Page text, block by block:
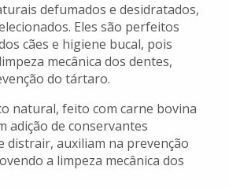
defumados e desidratados,
Eles são perfeitos
cães e higiene bucal, pois
mecânica dos dentes,
do tártaro.
natural, feito com carne bovina
adição de conservantes
distrair, auxiliam na prevenção
a limpeza mecânica dos